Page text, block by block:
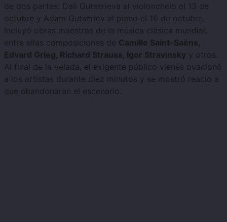
de dos partes: Dali Gutserieva al violonchelo el 13 de
octubre y Adam Gutseriev al piano el 16 de octubre.
Incluyó obras maestras de la música clásica mundial,
entre ellas composiciones de Camille Saint-Saëns,
Edvard Grieg, Richard Strauss, Igor Stravinsky y otros.
Al final de la velada, el exigente público vienés ovacionó
a los artistas durante diez minutos y se mostró reacio a
que abandonaran el escenario.